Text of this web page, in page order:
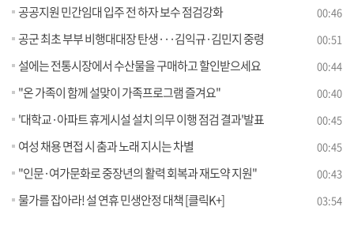
공공지원 민간임대 입주 전 하자 보수 점검강화 00:46
공군 최초 부부 비행대대장 탄생···김익규·김민지 중령 00:51
설에는 전통시장에서 수산물을 구매하고 할인받으세요 00:44
"온 가족이 함께 설맞이 가족프로그램 즐겨요" 00:40
'대학교·아파트 휴게시설 설치 의무 이행 점검 결과'발표 00:45
여성 채용 면접 시 춤과 노래 지시는 차별 00:45
"인문·여가문화로 중장년의 활력 회복과 재도약 지원" 00:43
물가를 잡아라! 설 연휴 민생안정 대책 [클릭K+] 03:54